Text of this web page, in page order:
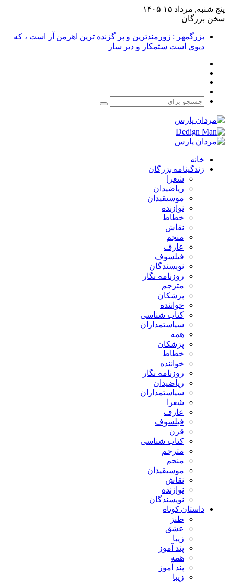
پنج شنبه, مرداد ۱۵ ۱۴۰۵
سخن بزرگان
بزرگمهر : زورمندترین و پر گزنده ترین اهرمن آز است ، که
دیوی است ستمکار و دیر ساز
جستجو
خانه
زندگینامه بزرگان
شعرا
ریاضیدان
موسیقیدان
نوازنده
خطاط
نقاش
منجم
عارف
فیلسوف
نویسندگان
روزنامه نگار
مترجم
پزشکان
خواننده
کتاب شناسی
سیاستمداران
همه
پزشکان
خطاط
خواننده
روزنامه نگار
ریاضیدان
سیاستمداران
شعرا
عارف
فیلسوف
قرن
کتاب شناسی
مترجم
منجم
موسیقیدان
نقاش
نوازنده
نویسندگان
داستان کوتاه
طنز
عشق
زیبا
پند آموز
همه
پند آموز
زیبا